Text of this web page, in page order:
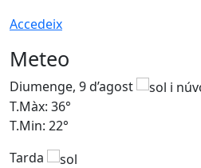
Accedeix
Meteo
Diumenge, 9 d’agost
T.Màx: 36°
T.Min: 22°
Tarda